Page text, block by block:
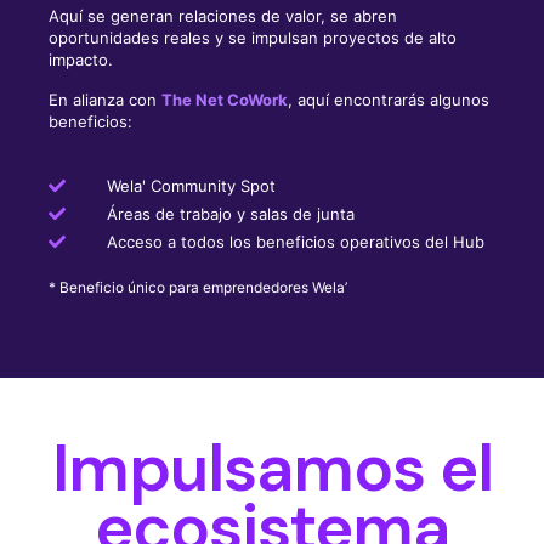
Aquí se generan relaciones de valor, se abren
oportunidades reales y se impulsan proyectos de alto
impacto.
En alianza con The Net CoWork, aquí encontrarás algunos
beneficios:
Wela' Community Spot
Áreas de trabajo y salas de junta
Acceso a todos los beneficios operativos del Hub
* Beneficio único para emprendedores Wela’
Impulsamos el